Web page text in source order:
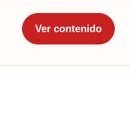
Ver contenido